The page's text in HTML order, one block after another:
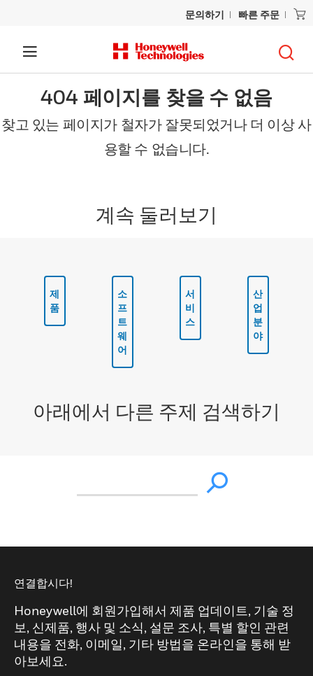
문의하기 빠른 주문
404 페이지를 찾을 수 없음
찾고 있는 페이지가 철자가 잘못되었거나 더 이상 사
용할 수 없습니다.
계속 둘러보기
제
품
소
프
트
웨
어
서
비
스
산
업
분
야
아래에서 다른 주제 검색하기
연결합시다!
Honeywell에 회원가입해서 제품 업데이트, 기술 정
보, 신제품, 행사 및 소식, 설문 조사, 특별 할인 관련
내용을 전화, 이메일, 기타 방법을 온라인을 통해 받
아보세요.